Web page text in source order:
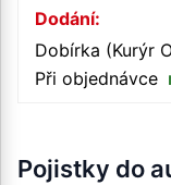
Dodání:
Dobírka (Kurýr
Při objednávce
Pojistky do